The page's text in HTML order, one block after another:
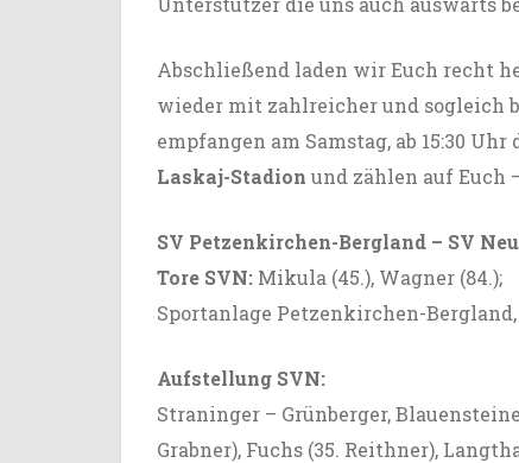
Abschließend laden wir Euch recht
wieder mit zahlreicher und sogleich
empfangen am Samstag, ab 15:30
Laskaj-Stadion und zählen auf Euch
SV Petzenkirchen-Bergland – SV
Tore SVN: Mikula (45.), Wagner (84.);
Sportanlage Petzenkirchen-Bergland,
Aufstellung SVN:
Straninger – Grünberger,
Grabner), Fuchs (35. Reithner),